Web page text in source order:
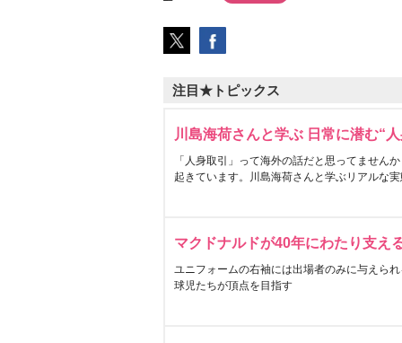
注目★トピックス
川島海荷さんと学ぶ 日常に潜む“
「人身取引」って海外の話だと思ってません
起きています。川島海荷さんと学ぶリアルな
マクドナルドが40年にわたり支え
ユニフォームの右袖には出場者のみに与えら
球児たちが頂点を目指す